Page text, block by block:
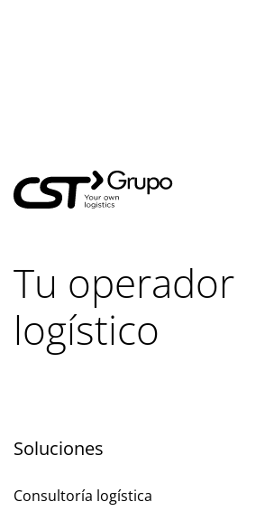
Tu operador
logístico
Soluciones
Consultoría logística